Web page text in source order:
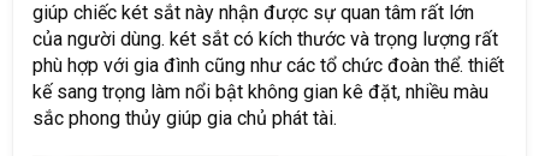
giúp chiếc két sắt này nhận được sự quan tâm rất lớn
của người dùng. két sắt có kích thước và trọng lượng rất
phù hợp với gia đình cũng như các tổ chức đoàn thể. thiết
kế sang trọng làm nổi bật không gian kê đặt, nhiều màu
sắc phong thủy giúp gia chủ phát tài.